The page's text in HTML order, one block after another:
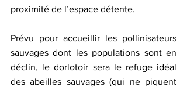
proximité de l’espace détente.
Prévu pour accueillir les pollinisateurs
sauvages dont les populations sont en
déclin, le dorlotoir sera le refuge idéal
des abeilles sauvages (qui ne piquent